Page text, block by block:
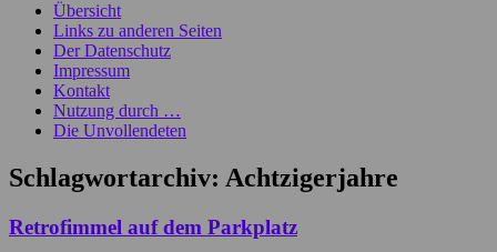
Übersicht
Links zu anderen Seiten
Der Datenschutz
Impressum
Kontakt
Nutzung durch …
Die Unvollendeten
Schlagwortarchiv: Achtzigerjahre
Retrofimmel auf dem Parkplatz